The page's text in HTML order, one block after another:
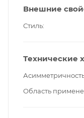
Внешние
Стиль
Технические
Область